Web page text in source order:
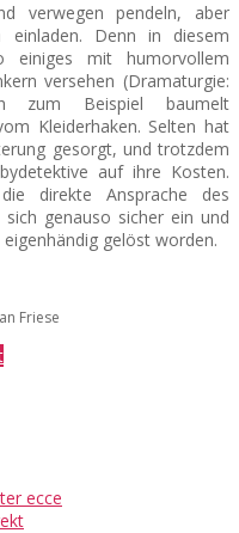
verwegen pendeln, aber
einladen. Denn in diesem
einiges mit humorvollem
versehen (Dramaturgie:
zum Beispiel baumelt
Kleiderhaken. Selten hat
gesorgt, und trotzdem
auf ihre Kosten.
direkte Ansprache des
genauso sicher ein und
gelöst worden.
Friese
ecce